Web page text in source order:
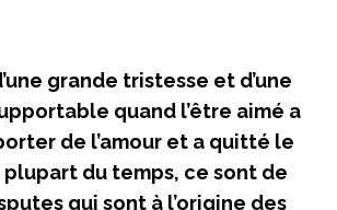
grande tristesse et d’une
quand l’être aimé a
de l’amour et a quitté le
plupart du temps, ce sont de
qui sont à l’origine des